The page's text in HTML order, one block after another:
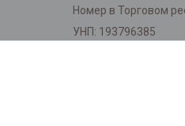
Номер в Торговом
УНП: 193796385